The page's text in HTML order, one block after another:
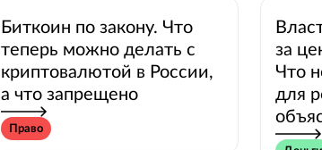
Биткоин по закону. Что
теперь можно делать с
криптовалютой в России,
а что запрещено
Право
за
Что
для